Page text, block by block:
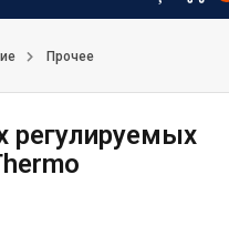
Прочее
регулируемых